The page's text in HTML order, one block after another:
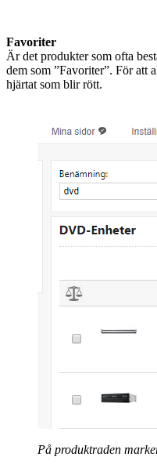
Favoriter
Är det produkter som ofta
dem som ”Favoriter”. För att
hjärtat som blir rött.
På produktraden